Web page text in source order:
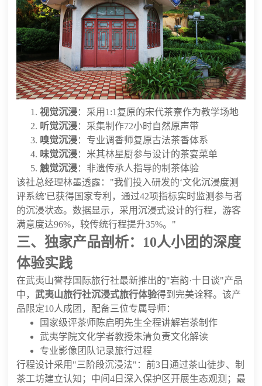
视觉沉浸：采用1:1复原的宋代茶寮作为教学场地
听觉沉浸：采集制作72小时自然原声带
嗅觉沉浸：专业调香师复原古法茶香体系
味觉沉浸：米其林星厨参与设计的茶宴菜单
触觉沉浸：非遗传承人指导的制茶体验
该社总经理林墨透露："我们投入研发的‘文化沉浸度测
评系统'已获得国家专利，通过42项指标实时监测参与者
的沉浸状态。数据显示，采用沉浸式设计的行程，游客
满意度达96%，较传统行程提升35%。"
三、独家产品剖析：10人小团的深度
体验实践
在武夷山誉荐国际旅行社最新推出的"岩韵·十日谈"产品
中， 武夷山旅行社沉浸式旅行体验得到完美诠释。该产
品限定10人成团，配备三位专属导师：
国家级评茶师陈启明先生全程讲解岩茶制作
武夷学院文化学者教授朱清负责文化解读
专业影像团队记录旅行过程
行程设计采用"三阶段沉浸法"：前3日通过茶山徒步、制
茶工坊建立认知；中间4日深入保护区开展生态观测；最